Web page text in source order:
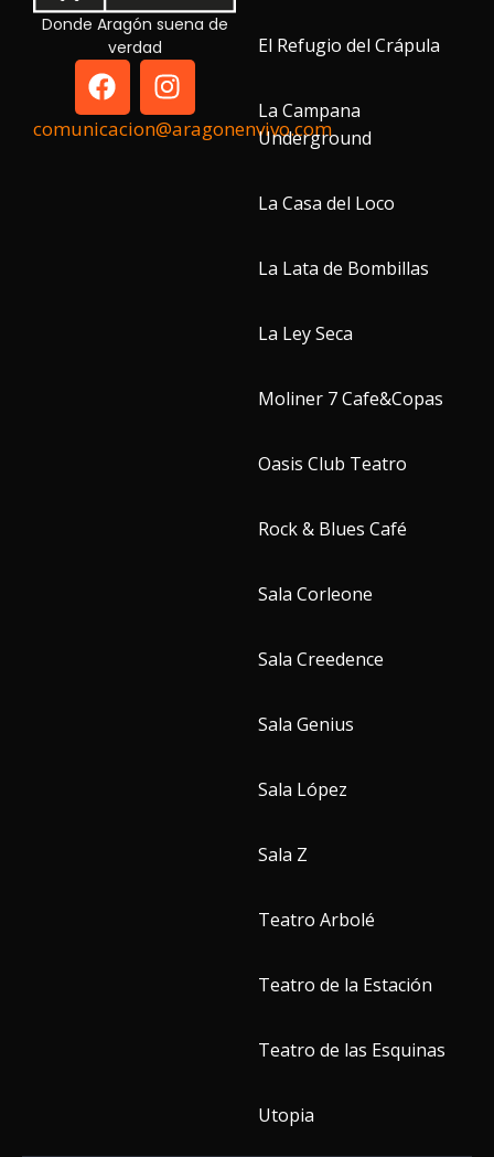
Donde Aragón suena de
verdad
comunicacion@aragonenvivo.com
El Refugio del Crápula
La Campana
Underground
La Casa del Loco
La Lata de Bombillas
La Ley Seca
Moliner 7 Cafe&Copas
Oasis Club Teatro
Rock & Blues Café
Sala Corleone
Sala Creedence
Sala Genius
Sala López
Sala Z
Teatro Arbolé
Teatro de la Estación
Teatro de las Esquinas
Utopia